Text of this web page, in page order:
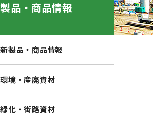
製品・商品情報
新製品・商品情報
環境・産廃資材
緑化・街路資材